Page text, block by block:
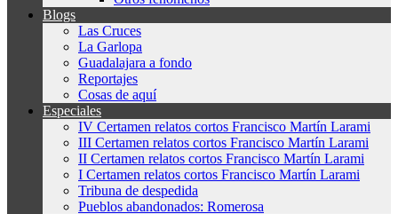
Blogs
Las Cruces
La Garlopa
Guadalajara a fondo
Reportajes
Cosas de aquí
Especiales
IV Certamen relatos cortos Francisco Martín Larami
III Certamen relatos cortos Francisco Martín Larami
II Certamen relatos cortos Francisco Martín Larami
I Certamen relatos cortos Francisco Martín Larami
Tribuna de despedida
Pueblos abandonados: Romerosa